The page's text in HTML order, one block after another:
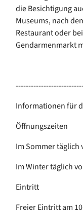
die Besichtigung
Museums, nach
Restaurant oder
Gendarmenmarkt
Informationen für
Öffnungszeiten
Im Sommer täglich
Im Winter täglich
Eintritt
Freier Eintritt am